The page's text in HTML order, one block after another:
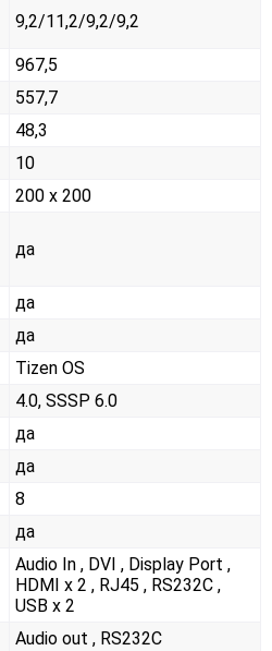
9,2/11,2/9,2/9,2
967,5
557,7
48,3
10
200 x 200
да
да
да
Tizen OS
4.0, SSSP 6.0
да
да
8
да
Audio In , DVI , Display Port ,
HDMI x 2 , RJ45 , RS232С ,
USB x 2
Audio out , RS232С